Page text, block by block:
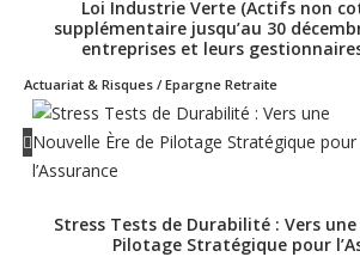
Loi Industrie Verte (Actifs non
supplémentaire jusqu’au 30
entreprises et leurs
Actuariat & Risques / Epargne Retraite
Stress Tests de Durabilité : Vers une
Pilotage Stratégique pour